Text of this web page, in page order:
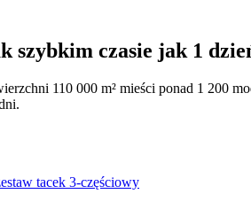
szybkim czasie jak 1
110 000 m² mieści ponad 1 200
tacek 3-częściowy